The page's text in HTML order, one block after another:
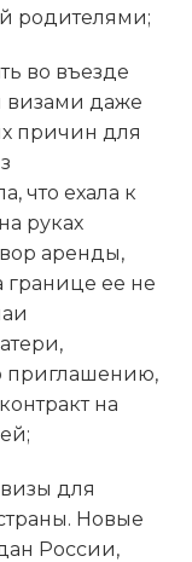
родителями;
во въезде
визами даже
причин для
что ехала к
руках
аренды,
границе ее не
приглашению,
на
для
Новые
России,